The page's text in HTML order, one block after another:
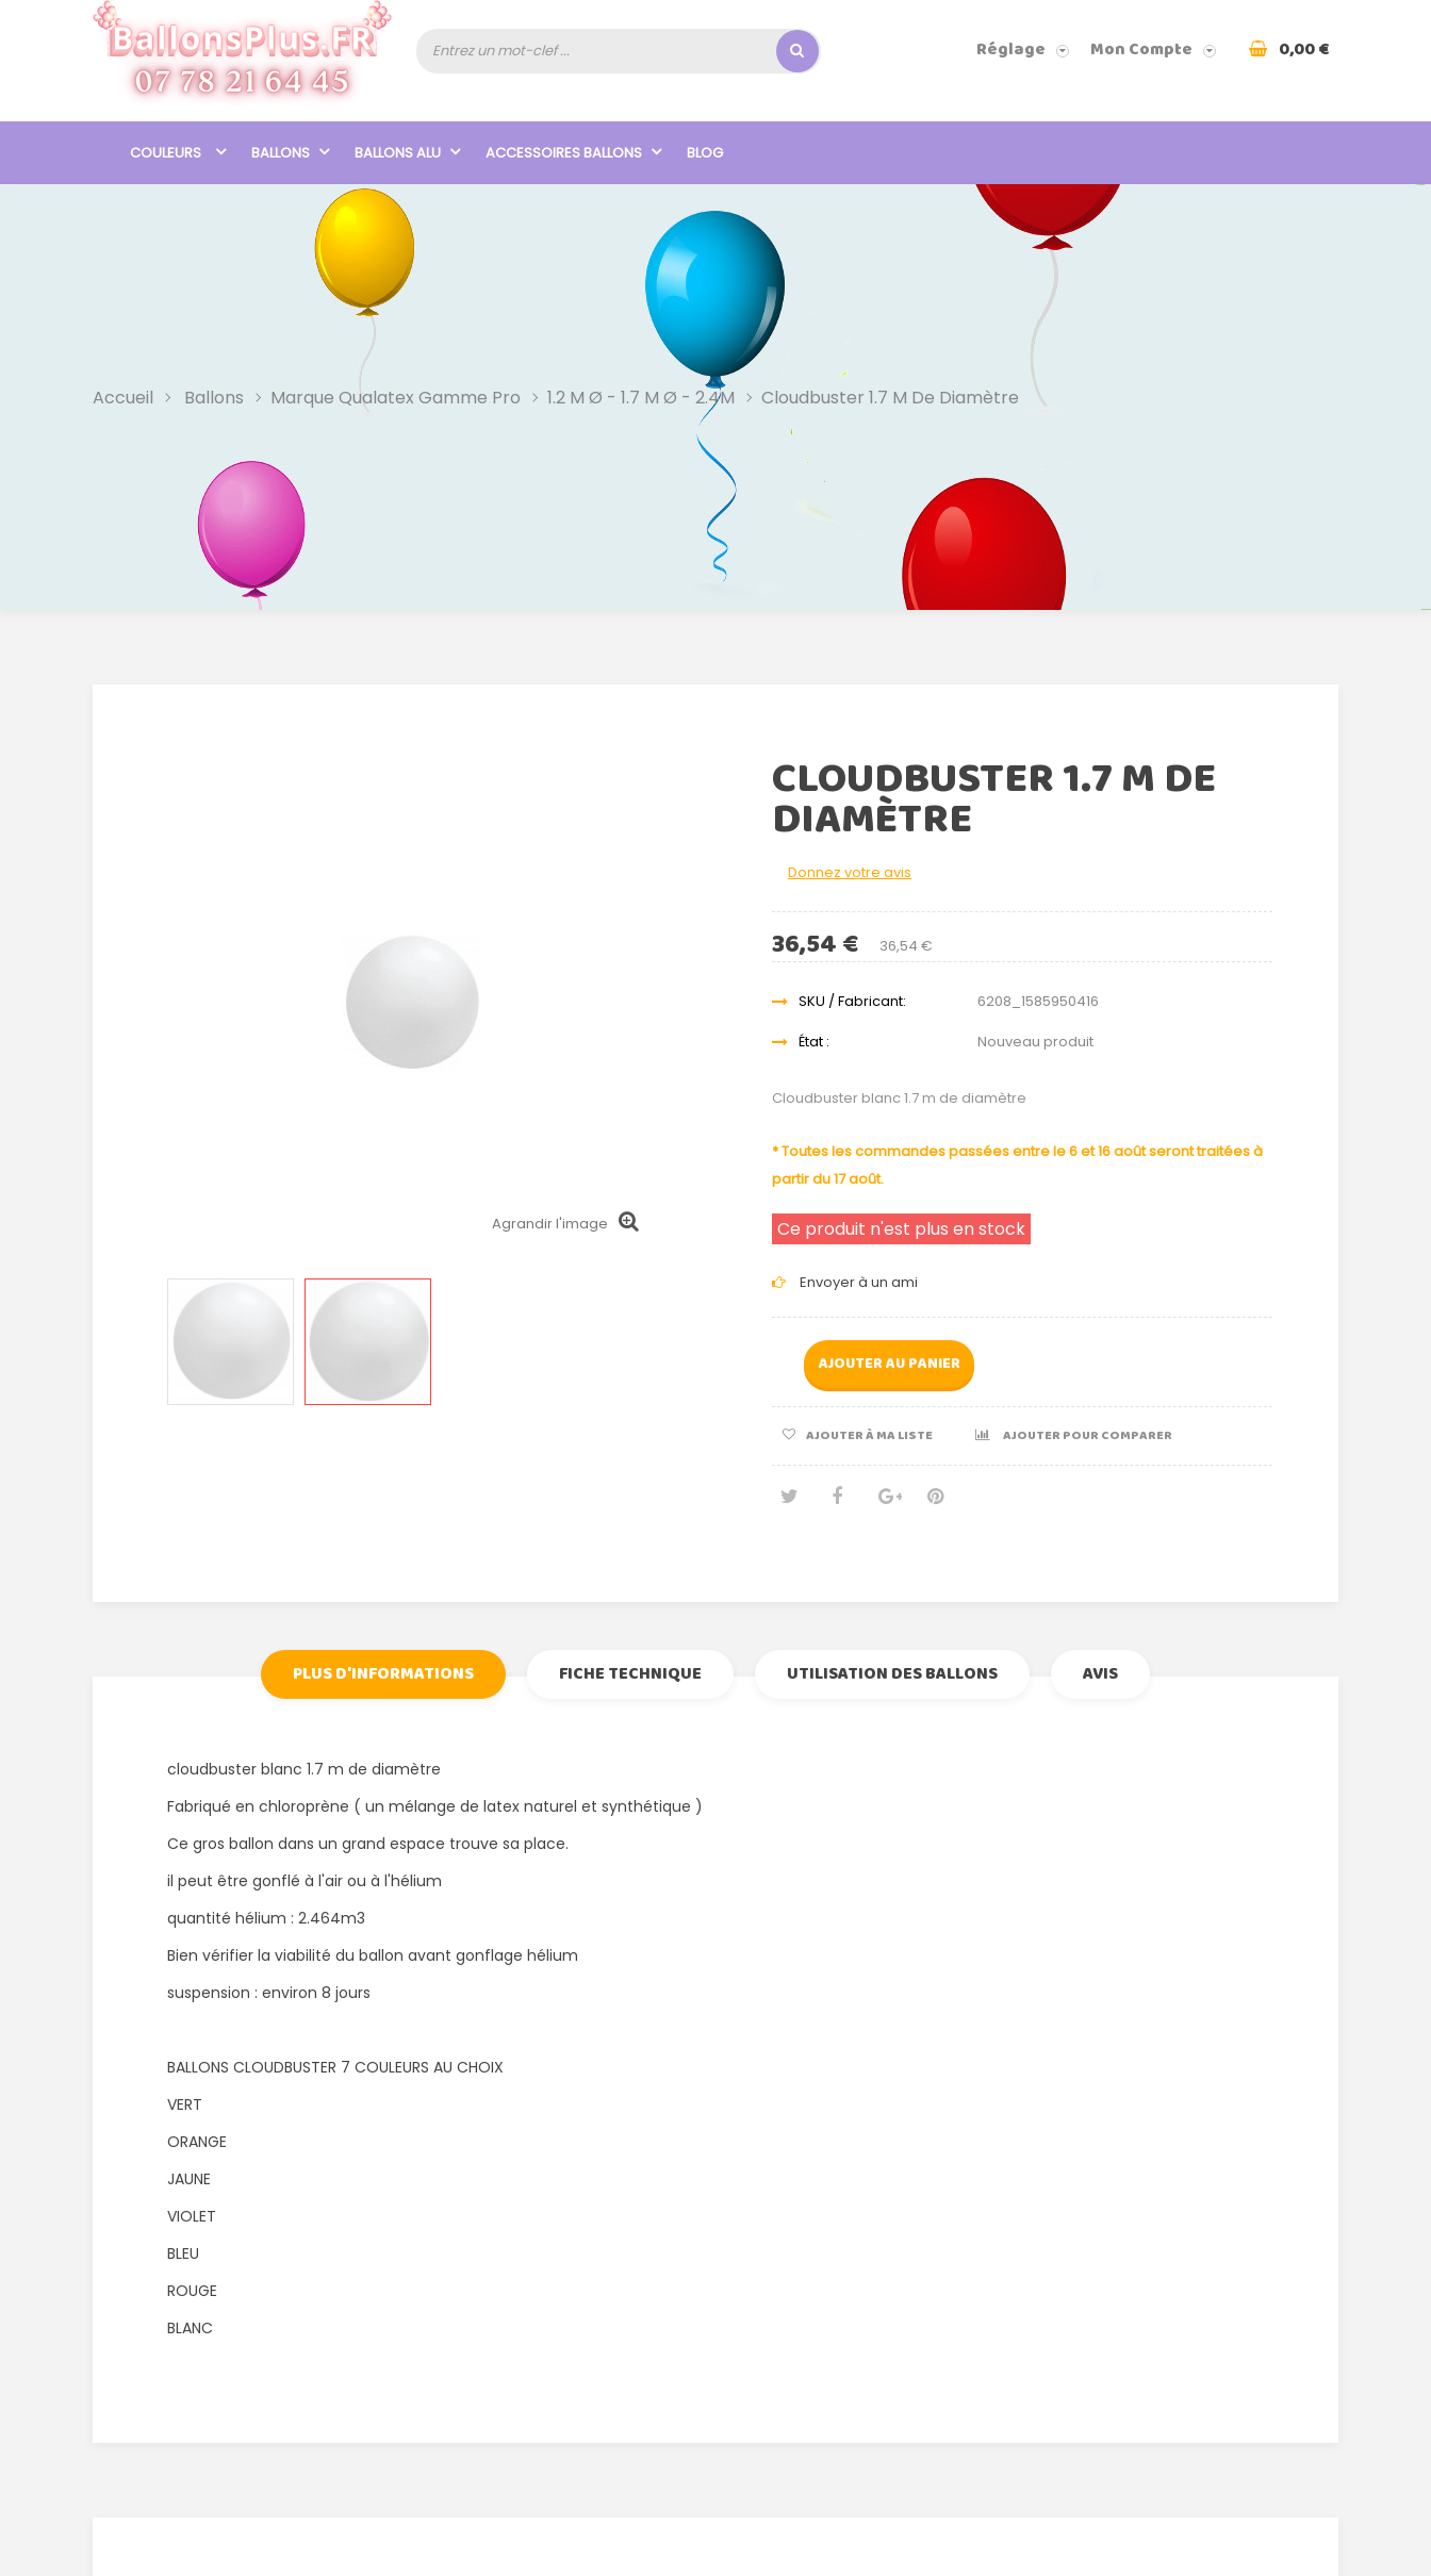
Réglage Mon Compte 0,00 €
COULEURS BALLONS BALLONS ALU ACCESSOIRES BALLONS BLOG
Accueil Ballons Marque Qualatex Gamme Pro 1.2 M Ø - 1.7 M Ø - 2.4M Cloudbuster 1.7 M De Diamètre
Agrandir l'image
CLOUDBUSTER 1.7 M DE
DIAMÈTRE
Donnez votre avis
36,54 €
36,54 €
SKU / Fabricant:
6208_1585950416
État :
Nouveau produit
Cloudbuster blanc 1.7 m de diamètre
* Toutes les commandes passées entre le 6 et 16 août seront traitées à
partir du 17 août.
Ce produit n'est plus en stock
Envoyer à un ami
AJOUTER AU PANIER
AJOUTER À MA LISTE AJOUTER POUR COMPARER
PLUS D'INFORMATIONS FICHE TECHNIQUE UTILISATION DES BALLONS AVIS
cloudbuster blanc 1.7 m de diamètre
Fabriqué en chloroprène ( un mélange de latex naturel et synthétique )
Ce gros ballon dans un grand espace trouve sa place.
il peut être gonflé à l'air ou à l'hélium
quantité hélium : 2.464m3
Bien vérifier la viabilité du ballon avant gonflage hélium
suspension : environ 8 jours
BALLONS CLOUDBUSTER 7 COULEURS AU CHOIX
VERT
ORANGE
JAUNE
VIOLET
BLEU
ROUGE
BLANC